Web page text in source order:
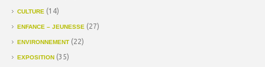
CULTURE (14)
ENFANCE – JEUNESSE (27)
ENVIRONNEMENT (22)
EXPOSITION (35)